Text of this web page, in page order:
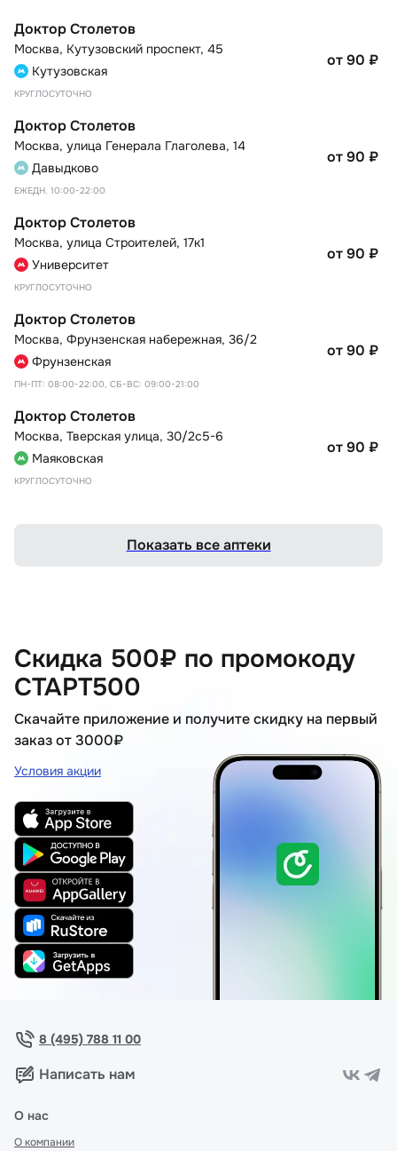
Доктор Столетов
Москва, Кутузовский проспект, 45
Кутузовская
КРУГЛОСУТОЧНО
от 90 ₽
Доктор Столетов
Москва, улица Генерала Глаголева, 14
Давыдково
ЕЖЕДН. 10:00-22:00
от 90 ₽
Доктор Столетов
Москва, улица Строителей, 17к1
Университет
КРУГЛОСУТОЧНО
от 90 ₽
Доктор Столетов
Москва, Фрунзенская набережная, 36/2
Фрунзенская
ПН-ПТ: 08:00-22:00, СБ-ВС: 09:00-21:00
от 90 ₽
Доктор Столетов
Москва, Тверская улица, 30/2с5-6
Маяковская
КРУГЛОСУТОЧНО
от 90 ₽
Показать все аптеки
Скидка 500₽ по промокоду
СТАРТ500
Скачайте приложение и получите скидку на первый
заказ от 3000₽
Условия акции
8 (495) 788 11 00
Написать нам
О нас
О компании